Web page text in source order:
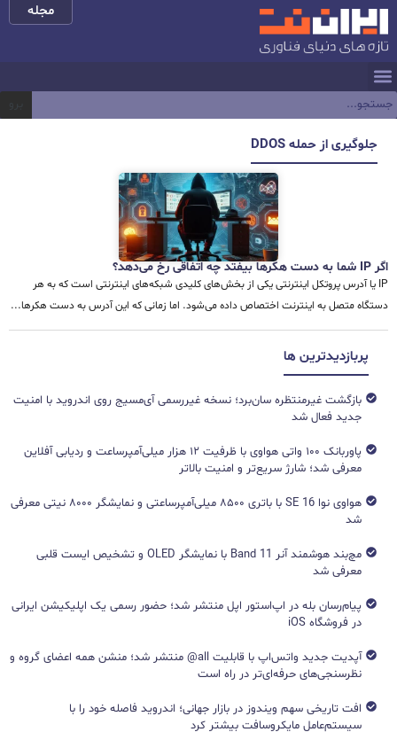
مجله
جلوگیری از حمله DDOS
اگر IP شما به دست هکرها بیفتد چه اتفاقی رخ می‌دهد؟
IP یا آدرس پروتکل اینترنتی یکی از بخش‌های کلیدی شبکه‌های اینترنتی است که به هر
دستگاه متصل به اینترنت اختصاص داده می‌شود. اما زمانی که این آدرس به دست هکرها...
پربازدیدترین ها
بازگشت غیرمنتظره سان‌برد؛ نسخه غیررسمی آی‌مسیج روی اندروید با امنیت
جدید فعال شد
پاوربانک ۱۰۰ واتی هواوی با ظرفیت ۱۲ هزار میلی‌آمپرساعت و ردیابی آفلاین
معرفی شد؛ شارژ سریع‌تر و امنیت بالاتر
هواوی نوا 16 SE با باتری ۸۵۰۰ میلی‌آمپرساعتی و نمایشگر ۸۰۰۰ نیتی معرفی
شد
مچ‌بند هوشمند آنر Band 11 با نمایشگر OLED و تشخیص ایست قلبی
معرفی شد
پیام‌رسان بله در اپ‌استور اپل منتشر شد؛ حضور رسمی یک اپلیکیشن ایرانی
در فروشگاه iOS
آپدیت جدید واتس‌اپ با قابلیت all@ منتشر شد؛ منشن همه اعضای گروه و
نظرسنجی‌های حرفه‌ای‌تر در راه است
افت تاریخی سهم ویندوز در بازار جهانی؛ اندروید فاصله خود را با
سیستم‌عامل مایکروسافت بیشتر کرد